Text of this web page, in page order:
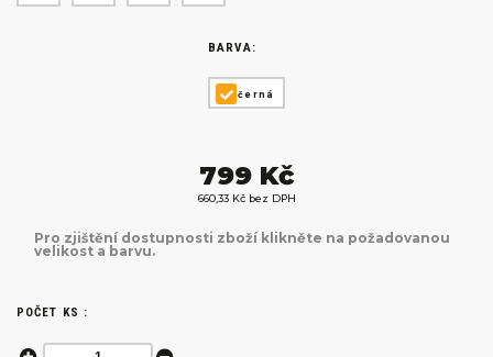
BARVA:
černá
799 Kč
660,33 Kč bez DPH
Pro zjištění dostupnosti zboží klikněte na požadovanou
velikost a barvu.
POČET KS :